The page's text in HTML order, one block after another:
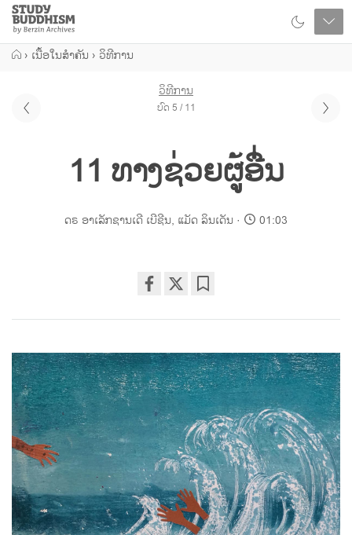
Close
Study
Buddhism
Home
› ເນື້ອໃນສຳຄັນ › ວິທີການ
ວິທີການ
ບົດ 5 / 11
11 ທາງຊ່ວຍຜູ້ອື່ນ
ດຣ ອາເລັກຊານເດີ ເບີຊີນ, ແມັດ ລິນເດັນ 01:03
on